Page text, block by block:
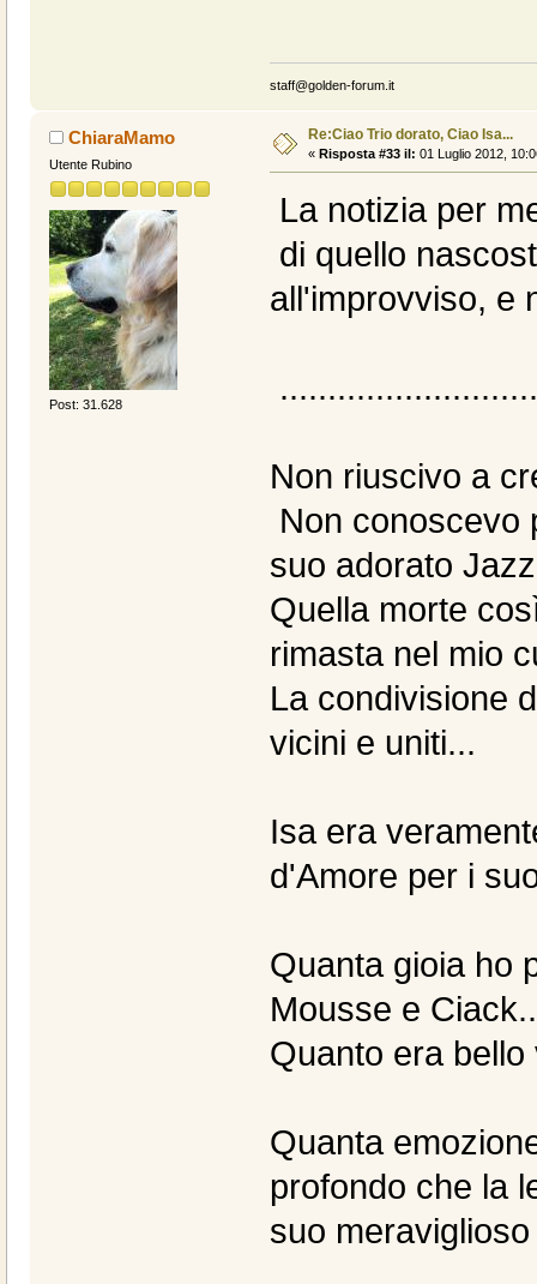
staff@golden-forum.it
ChiaraMamo
Utente Rubino
Post: 31.628
Re:Ciao Trio dorato, Ciao Isa...
« Risposta #33 il: 01 Luglio 2012,
La notizia per
di quello
all'improvviso, e
Non riuscivo a
Non conoscevo
suo adorato
Quella morte
rimasta nel mio
La condivisione
vicini e uniti...
Isa era
d'Amore per i
Quanta gioia ho
Mousse e
Quanto era
Quanta
profondo che la
suo